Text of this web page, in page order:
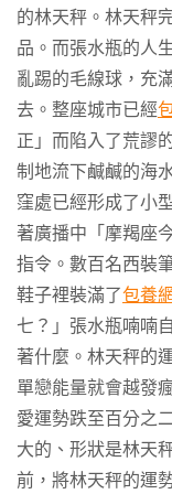
的林天秤。林天秤
品。而張水瓶的人
亂踢的毛線球，充
去。整座城市已經
正」而陷入了荒謬
制地流下鹹鹹的海
窪處已經形成了小
著廣播中「摩羯座
指令。數百名西裝
鞋子裡裝滿了包養
七？」張水瓶喃喃
著什麼。林天秤的
單戀能量就會越發
愛運勢跌至百分之
大的、形狀是林天
前，將林天秤的運